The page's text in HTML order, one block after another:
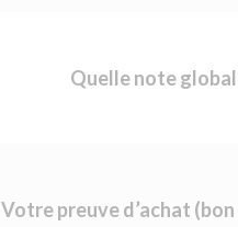
Quelle note
Votre preuve d’achat